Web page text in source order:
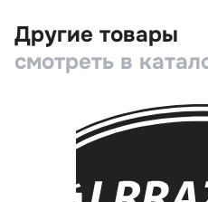
Другие товары
смотреть в